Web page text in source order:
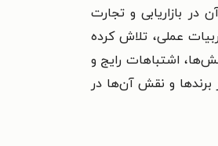
در بازاریابی و تجارت
عملی، تلاش کرده
اشتباهات رایج و
برندها و نقش آن‌ها در